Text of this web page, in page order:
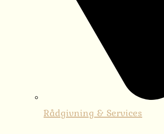
Rådgivning & Services